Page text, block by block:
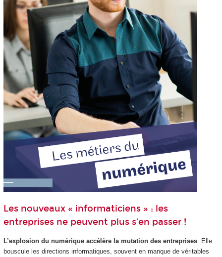
Les nouveaux « informaticiens » : les
entreprises ne peuvent plus s’en passer !
L’explosion du numérique accélère la mutation des entreprises. Elle
bouscule les directions informatiques, souvent en manque de véritables